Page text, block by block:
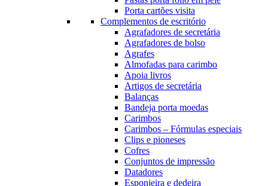
Porta cartões visita
Complementos de escritório
Agrafadores de secretária
Agrafadores de bolso
Agrafes
Almofadas para carimbo
Apoia livros
Artigos de secretária
Balanças
Bandeja porta moedas
Carimbos
Carimbos – Fórmulas especiais
Clips e pioneses
Cofres
Conjuntos de impressão
Datadores
Esponjeira e dedeira